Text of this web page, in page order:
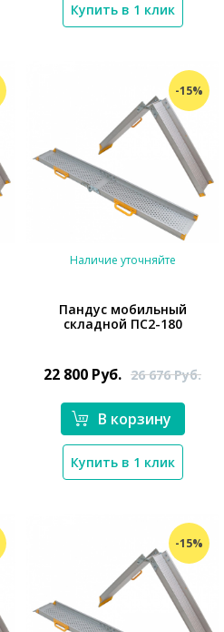
Купить в 1 клик
-15%
Наличие уточняйте
Пандус мобильный
складной ПС2-180
22 800 Руб. 26 676Руб.
В корзину
Купить в 1 клик
-15%